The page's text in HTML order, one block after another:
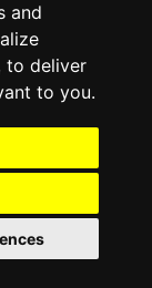
and
to deliver
to you.